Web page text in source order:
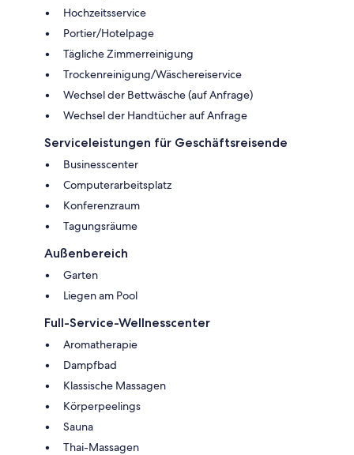
Hochzeitsservice
Portier/Hotelpage
Tägliche Zimmerreinigung
Trockenreinigung/Wäschereiservice
Wechsel der Bettwäsche (auf Anfrage)
Wechsel der Handtücher auf Anfrage
Serviceleistungen für Geschäftsreisende
Businesscenter
Computerarbeitsplatz
Konferenzraum
Tagungsräume
Außenbereich
Garten
Liegen am Pool
Full-Service-Wellnesscenter
Aromatherapie
Dampfbad
Klassische Massagen
Körperpeelings
Sauna
Thai-Massagen